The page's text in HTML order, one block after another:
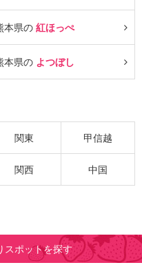
本県の 紅ほっぺ
本県の よつぼし
関東 甲信越
関西 中国
スポットを探す